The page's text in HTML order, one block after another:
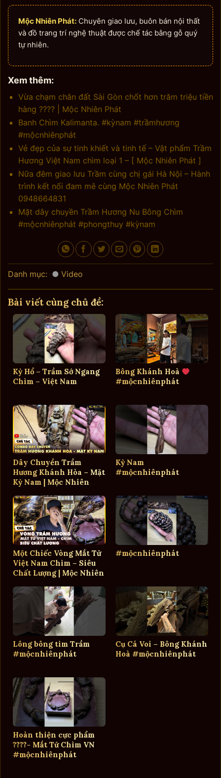
Mộc Nhiên Phát: Chuyên giao lưu, buôn bán nội thất
và đồ trang trí nghệ thuật được chế tác bằng gỗ quý
tự nhiên.
Xem thêm:
Vừa chạm chân đất Sài Gòn chốt hơn trăm triệu tiền
hàng ???? | Mộc Nhiên Phát
Banh Chìm Kalimanta. #kỳnam #trầmhương
#mộcnhiênphát
Vẻ đẹp của sự tinh khiết và tinh tế – Vật phẩm Trầm
Hương Việt Nam chìm loại 1 – [ Mộc Nhiên Phát ]
Nữa đêm giao lưu Trầm cùng chị gái Hà Nội – Hành
trình kết nối đam mê cùng Mộc Nhiên Phát
0948664831
Mặt dây chuyền Trầm Hương Nu Bông Chìm
#mộcnhiênphát #phongthuy #kỳnam
Danh mục: Video
Bài viết cùng chủ đề:
Kỳ Hổ – Trầm Sớ Ngang
Chìm – Việt Nam
Bông Khánh Hoà
#mộcnhiênphát
Dây Chuyền Trầm
Hương Khánh Hòa – Mặt
Kỳ Nam | Mộc Nhiên
Kỳ Nam
#mộcnhiênphát
Một Chiếc Vòng Mắt Tử
Việt Nam Chìm – Siêu
Chất Lượng | Mộc Nhiên
#mộcnhiênphát
Lông bông tìm Trầm
#mộcnhiênphát
Cụ Cá Voi – Bông Khánh
Hoà #mộcnhiênphát
Hoàn thiện cực phẩm
????- Mắt Tử Chìm VN
#mộcnhiênphát